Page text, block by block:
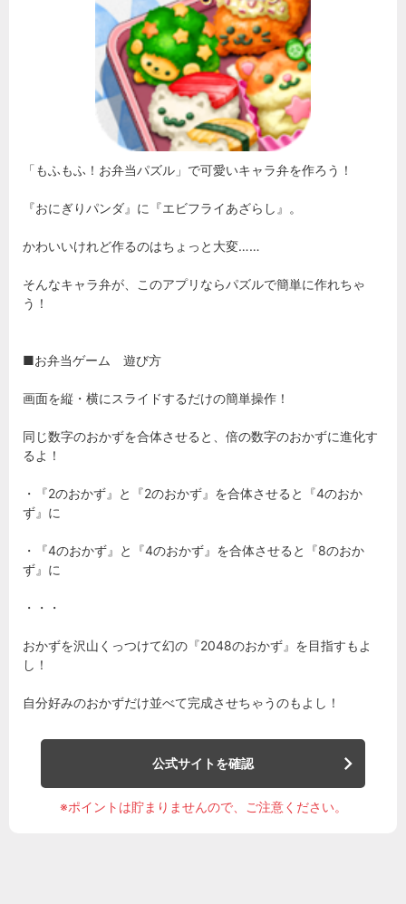
「もふもふ！お弁当パズル」で可愛いキャラ弁を作ろう！
『おにぎりパンダ』に『エビフライあざらし』。
かわいいけれど作るのはちょっと大変……
そんなキャラ弁が、このアプリならパズルで簡単に作れちゃ
う！
■お弁当ゲーム 遊び方
画面を縦・横にスライドするだけの簡単操作！
同じ数字のおかずを合体させると、倍の数字のおかずに進化す
るよ！
・『2のおかず』と『2のおかず』を合体させると『4のおか
ず』に
・『4のおかず』と『4のおかず』を合体させると『8のおか
ず』に
・・・
おかずを沢山くっつけて幻の『2048のおかず』を目指すもよ
し！
自分好みのおかずだけ並べて完成させちゃうのもよし！
公式サイトを確認
※ポイントは貯まりませんので、ご注意ください。